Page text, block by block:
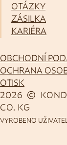
OTÁZKY
ZÁSILKA
KARIÉRA
2026 ©
CO. KG
OBCHODNÍ
OCHRANA
OTISK
VYROBENO